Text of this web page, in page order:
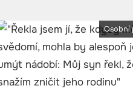
Osobní